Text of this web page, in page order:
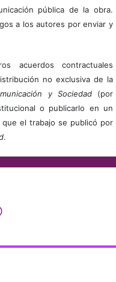
pública de la obra.
a los autores por enviar y
acuerdos contractuales
no exclusiva de la
y Sociedad(por
o publicarlo en un
el trabajo se publicó por
.